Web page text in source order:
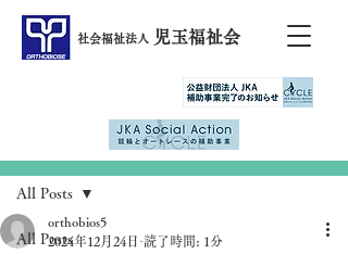
社会福祉法人 児玉福祉会
All Posts
All Posts
orthobios5
2024年12月24日 読了時間: 1分